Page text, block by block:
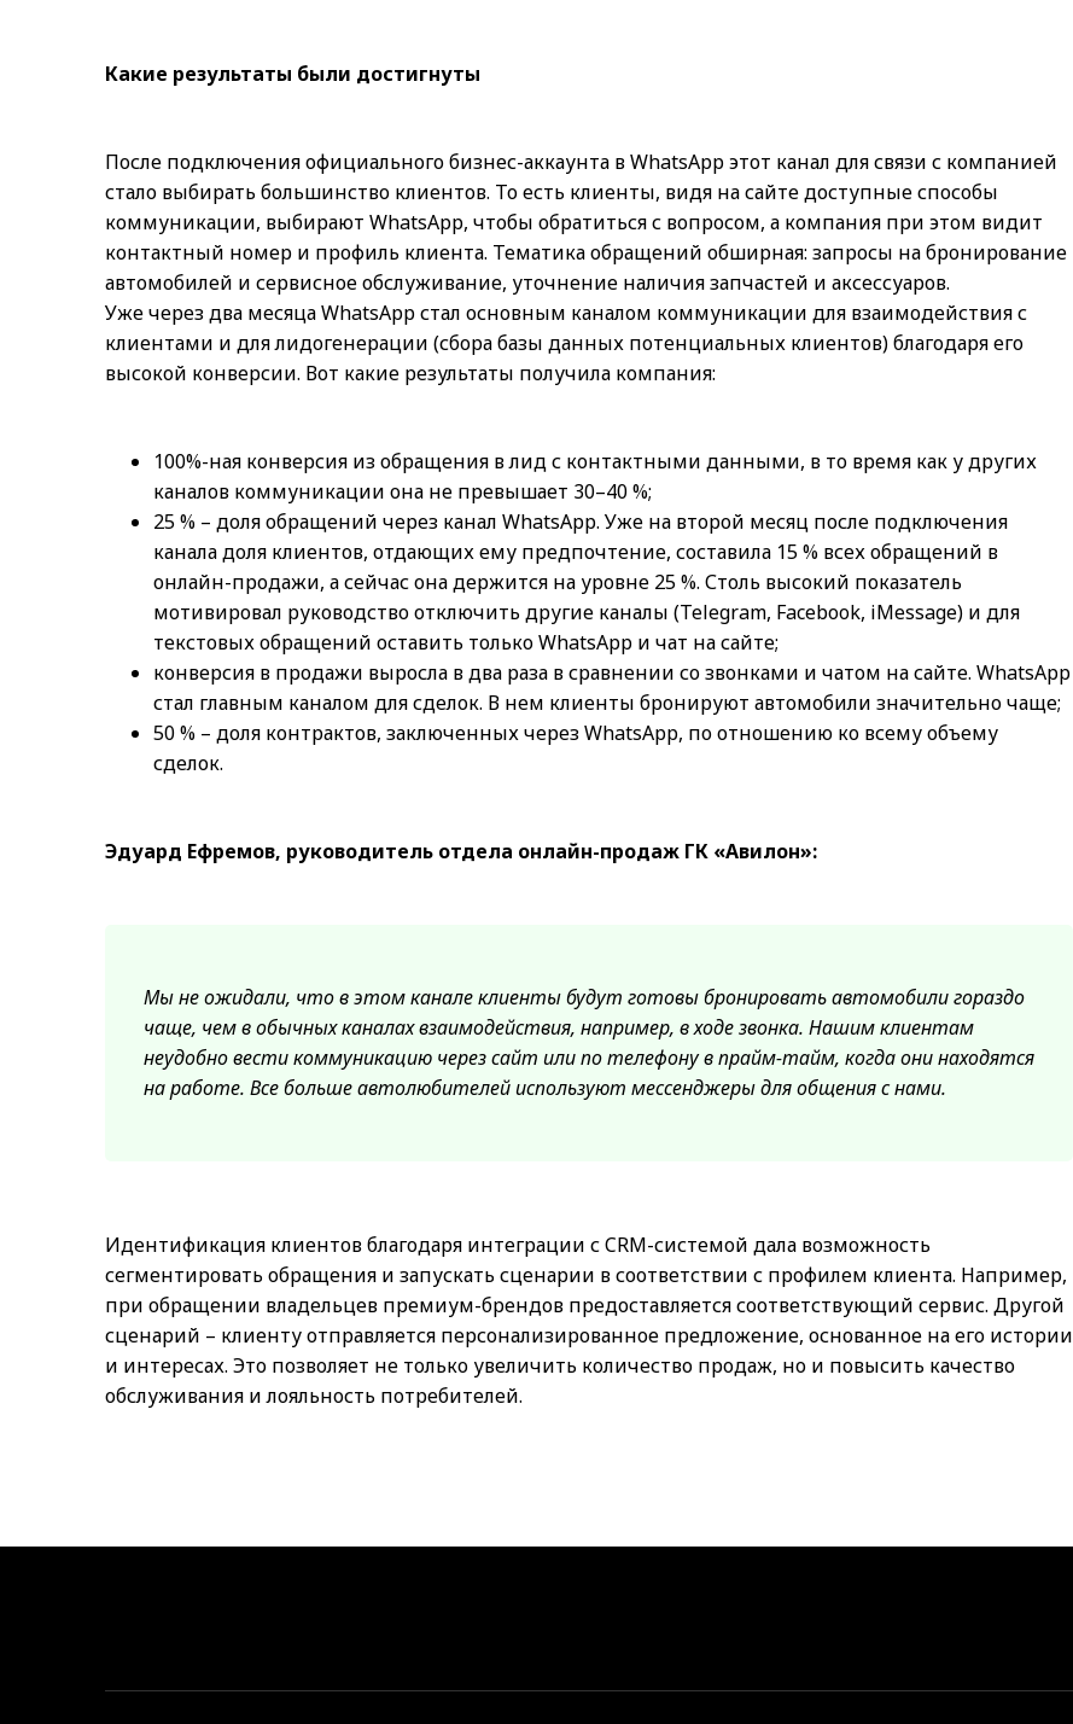
Какие результаты были достигнуты
После подключения официального бизнес-аккаунта в WhatsApp этот канал для связи с компанией
стало выбирать большинство клиентов. То есть клиенты, видя на сайте доступные способы
коммуникации, выбирают WhatsApp, чтобы обратиться с вопросом, а компания при этом видит
контактный номер и профиль клиента. Тематика обращений обширная: запросы на бронирование
автомобилей и сервисное обслуживание, уточнение наличия запчастей и аксессуаров.
Уже через два месяца WhatsApp стал основным каналом коммуникации для взаимодействия с
клиентами и для лидогенерации (сбора базы данных потенциальных клиентов) благодаря его
высокой конверсии. Вот какие результаты получила компания:
100%-ная конверсия из обращения в лид с контактными данными, в то время как у других
каналов коммуникации она не превышает 30–40 %;
25 % – доля обращений через канал WhatsApp. Уже на второй месяц после подключения
канала доля клиентов, отдающих ему предпочтение, составила 15 % всех обращений в
онлайн-продажи, а сейчас она держится на уровне 25 %. Столь высокий показатель
мотивировал руководство отключить другие каналы (Telegram, Facebook, iMessage) и для
текстовых обращений оставить только WhatsApp и чат на сайте;
конверсия в продажи выросла в два раза в сравнении со звонками и чатом на сайте. WhatsApp
стал главным каналом для сделок. В нем клиенты бронируют автомобили значительно чаще;
50 % – доля контрактов, заключенных через WhatsApp, по отношению ко всему объему
сделок.
Эдуард Ефремов, руководитель отдела онлайн-продаж ГК «Авилон»:
Мы не ожидали, что в этом канале клиенты будут готовы бронировать автомобили гораздо
чаще, чем в обычных каналах взаимодействия, например, в ходе звонка. Нашим клиентам
неудобно вести коммуникацию через сайт или по телефону в прайм-тайм, когда они находятся
на работе. Все больше автолюбителей используют мессенджеры для общения с нами.
Идентификация клиентов благодаря интеграции с CRM-системой дала возможность
сегментировать обращения и запускать сценарии в соответствии с профилем клиента. Например,
при обращении владельцев премиум-брендов предоставляется соответствующий сервис. Другой
сценарий – клиенту отправляется персонализированное предложение, основанное на его истории
и интересах. Это позволяет не только увеличить количество продаж, но и повысить качество
обслуживания и лояльность потребителей.